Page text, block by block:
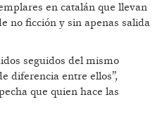
en catalán que llevan
no ficción y sin apenas salida
seguidos del mismo
diferencia entre ellos”,
que quien hace las